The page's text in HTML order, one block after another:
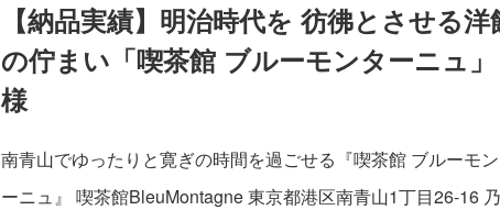
【納品実績】明治時代を 彷彿とさせる洋
の佇まい「喫茶館 ブルーモンターニュ」
様
南青山でゆったりと寛ぎの時間を過ごせる『喫茶館 ブルーモ
ーニュ』 喫茶館BleuMontagne 東京都港区南青山1丁目26-16 乃